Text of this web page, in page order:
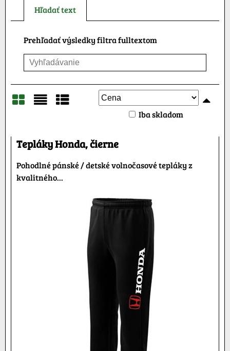
Hľadať text
Prehľadať výsledky filtra fulltextom
Iba skladom
Tepláky Honda, čierne
Pohodlné pánské / detské volnočasové tepláky z
kvalitného...